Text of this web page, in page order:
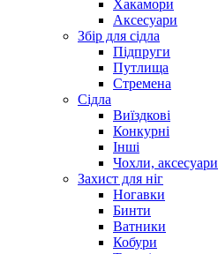
Хакамори
Аксесуари
Збір для сідла
Підпруги
Путлища
Стремена
Сідла
Виїздкові
Конкурні
Інші
Чохли, аксесуари
Захист для ніг
Ногавки
Бинти
Ватники
Кобури